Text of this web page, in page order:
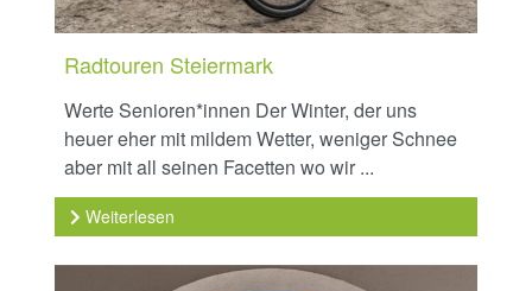
Radtouren Steiermark
Werte Senioren*innen Der Winter, der uns
heuer eher mit mildem Wetter, weniger Schnee
aber mit all seinen Facetten wo wir ...
Weiterlesen